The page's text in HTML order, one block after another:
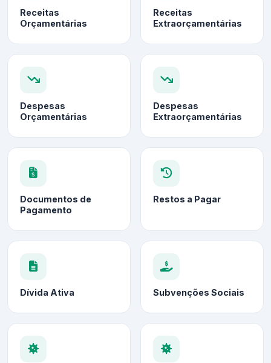
Receitas
Orçamentárias
Receitas
Extraorçamentárias
Despesas
Orçamentárias
Despesas
Extraorçamentárias
Documentos de
Pagamento
Restos a Pagar
Dívida Ativa Subvenções Sociais